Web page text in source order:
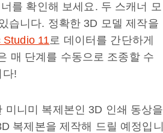
를 확인해 보세요. 두 스캐너 모
습니다. 정확한 3D 모델 제작을
Studio 11로 데이터를 간단하게
매 단계를 수동으로 조종할 수
다!
니미 복제본인 3D 인쇄 동상을
복제본을 제작해 드릴 예정입니